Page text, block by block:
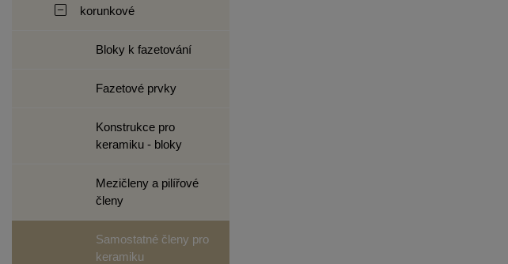
korunkové
Bloky k fazetování
Fazetové prvky
Konstrukce pro
keramiku - bloky
Mezičleny a pilířové
členy
Samostatné členy pro
keramiku